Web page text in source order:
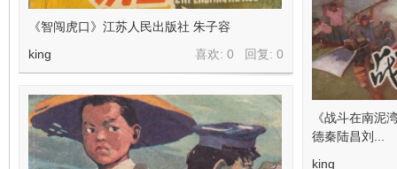
《智闯虎口》江苏人民出版社 朱子容
喜欢: 0 回复: 0
king
《战斗在南泥
德秦陆昌刘...
king